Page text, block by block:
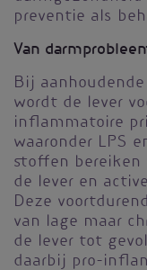
preventie als
Van
Bij
wordt de lever
inflammatoire
waaronder LPS
stoffen bereiken
de lever en
Deze
van lage maar
de lever tot
daarbij pro-